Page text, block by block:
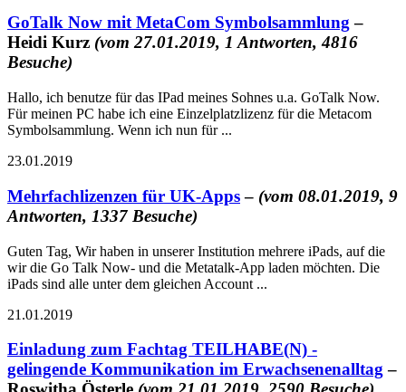
GoTalk Now mit MetaCom Symbolsammlung–
Heidi Kurz (vom 27.01.2019, 1 Antworten, 4816
Besuche)
Hallo, ich benutze für das IPad meines Sohnes u.a. GoTalk Now.
Für meinen PC habe ich eine Einzelplatzlizenz für die Metacom
Symbolsammlung. Wenn ich nun für ...
23.01.2019
Mehrfachlizenzen für UK-Apps– (vom 08.01.2019, 9
Antworten, 1337 Besuche)
Guten Tag, Wir haben in unserer Institution mehrere iPads, auf die
wir die Go Talk Now- und die Metatalk-App laden möchten. Die
iPads sind alle unter dem gleichen Account ...
21.01.2019
Einladung zum Fachtag TEILHABE(N) -
gelingende Kommunikation im Erwachsenenalltag–